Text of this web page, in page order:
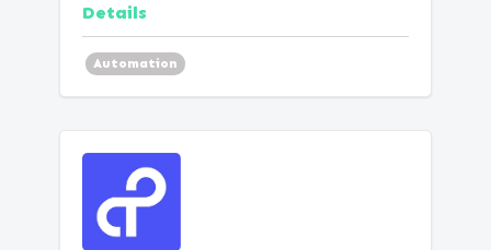
Details
Automation